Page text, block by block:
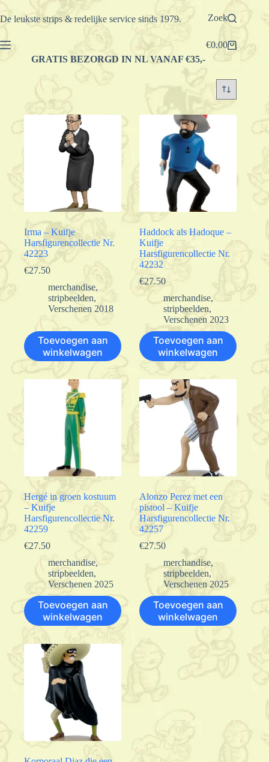
Ga
naar
De leukste strips & redelijke service sinds 1979. Zoek
Winkelwagen
€0.00
GRATIS BEZORGD IN NL VANAF €35,-
Irma – Kuifje
Harsfigurencollectie Nr.
42223
€27.50
merchandise,
stripbeelden,
Verschenen 2018
Toevoegen aan
winkelwagen
Haddock als Hadoque –
Kuifje
Harsfigurencollectie Nr.
42232
€27.50
merchandise,
stripbeelden,
Verschenen 2023
Toevoegen aan
winkelwagen
Hergé in groen kostuum
– Kuifje
Harsfigurencollectie Nr.
42259
€27.50
merchandise,
stripbeelden,
Verschenen 2025
Toevoegen aan
winkelwagen
Alonzo Perez met een
pistool – Kuifje
Harsfigurencollectie Nr.
42257
€27.50
merchandise,
stripbeelden,
Verschenen 2025
Toevoegen aan
winkelwagen